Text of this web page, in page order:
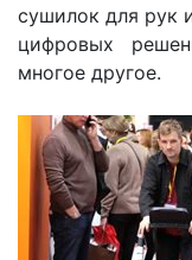
сушилок для рук
цифровых
многое другое.